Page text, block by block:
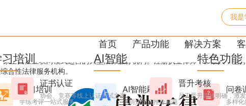
我是
首页
培训
学习培训
学练考评一站式服务
AI智能
AI智能刷题
薄弱知识点推荐刷题
特色功能
问卷
多样
产品功能
证书认证
协会、竞赛等线上认证考试方案
晋升考核
员工晋升路线明确，激
解决方案
律服务机构完成多场线上严
全国性互联网模式运营的大型法律服务机构。注册执业律师400余人，坚
合性法律服务机构。